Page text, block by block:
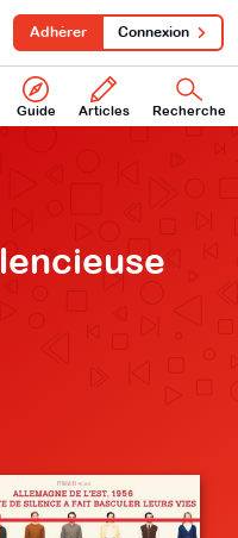
Guide Articles Recherche
Adhérer Connexion